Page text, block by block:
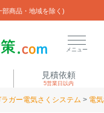
部商品・地域を除く)
メニュー
見積依頼
5営業日以内
ラガー電気さくシステム 電
品・地域を除く)